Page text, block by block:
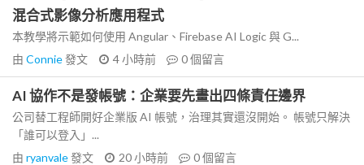
混合式影像分析應用程式
本教學將示範如何使用 Angular、Firebase AI Logic 與 G...
由 Connie發文 4 小時前 0個留言
AI 協作不是發帳號：企業要先畫出四條責任邊界
公司替工程師開好企業版 AI 帳號，治理其實還沒開始。 帳號只解決
「誰可以登入」...
由 ryanvale發文 20 小時前 0個留言